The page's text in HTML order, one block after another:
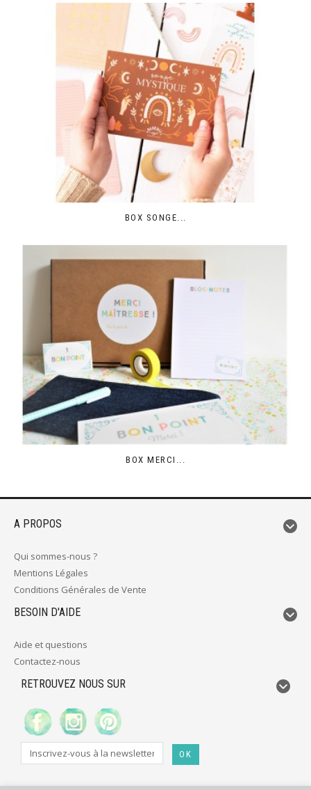
BOX SONGE...
BOX MERCI...
A PROPOS
Qui sommes-nous ?
Mentions Légales
Conditions Générales de Vente
BESOIN D'AIDE
Aide et questions
Contactez-nous
RETROUVEZ NOUS SUR
OK